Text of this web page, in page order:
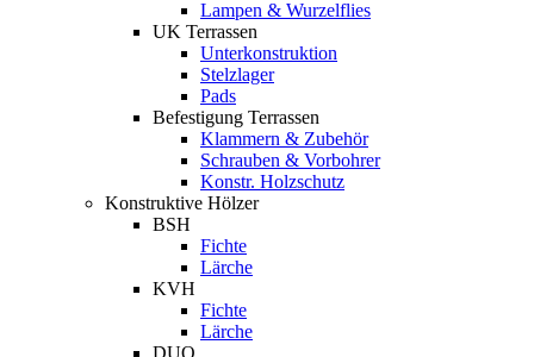
Lampen & Wurzelflies
UK Terrassen
Unterkonstruktion
Stelzlager
Pads
Befestigung Terrassen
Klammern & Zubehör
Schrauben & Vorbohrer
Konstr. Holzschutz
Konstruktive Hölzer
BSH
Fichte
Lärche
KVH
Fichte
Lärche